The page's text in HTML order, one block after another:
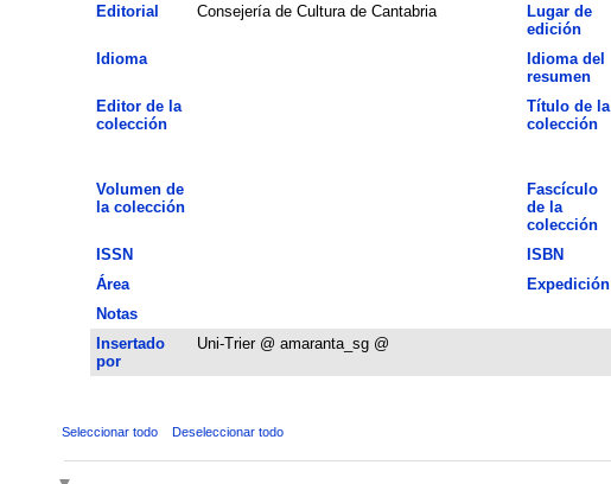
Editorial Consejería de Cultura de Cantabria
Lugar de
edición
Idioma
Idioma del
resumen
Editor de la
colección
Título de la
colección
Volumen de
la colección
Fascículo
de la
colección
ISSN ISBN
Área
Expedición
Notas
Insertado
por
Uni-Trier @ amaranta_sg @
Seleccionar todo Deseleccionar todo